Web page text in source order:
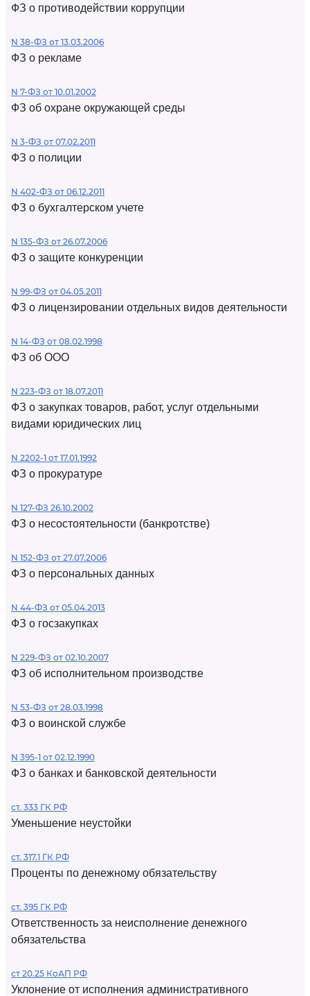
ФЗ о противодействии коррупции
N 38-ФЗ от 13.03.2006
ФЗ о рекламе
N 7-ФЗ от 10.01.2002
ФЗ об охране окружающей среды
N 3-ФЗ от 07.02.2011
ФЗ о полиции
N 402-ФЗ от 06.12.2011
ФЗ о бухгалтерском учете
N 135-ФЗ от 26.07.2006
ФЗ о защите конкуренции
N 99-ФЗ от 04.05.2011
ФЗ о лицензировании отдельных видов деятельности
N 14-ФЗ от 08.02.1998
ФЗ об ООО
N 223-ФЗ от 18.07.2011
ФЗ о закупках товаров, работ, услуг отдельными
видами юридических лиц
N 2202-1 от 17.01.1992
ФЗ о прокуратуре
N 127-ФЗ 26.10.2002
ФЗ о несостоятельности (банкротстве)
N 152-ФЗ от 27.07.2006
ФЗ о персональных данных
N 44-ФЗ от 05.04.2013
ФЗ о госзакупках
N 229-ФЗ от 02.10.2007
ФЗ об исполнительном производстве
N 53-ФЗ от 28.03.1998
ФЗ о воинской службе
N 395-1 от 02.12.1990
ФЗ о банках и банковской деятельности
ст. 333 ГК РФ
Уменьшение неустойки
ст. 317.1 ГК РФ
Проценты по денежному обязательству
ст. 395 ГК РФ
Ответственность за неисполнение денежного
обязательства
ст 20.25 КоАП РФ
Уклонение от исполнения административного